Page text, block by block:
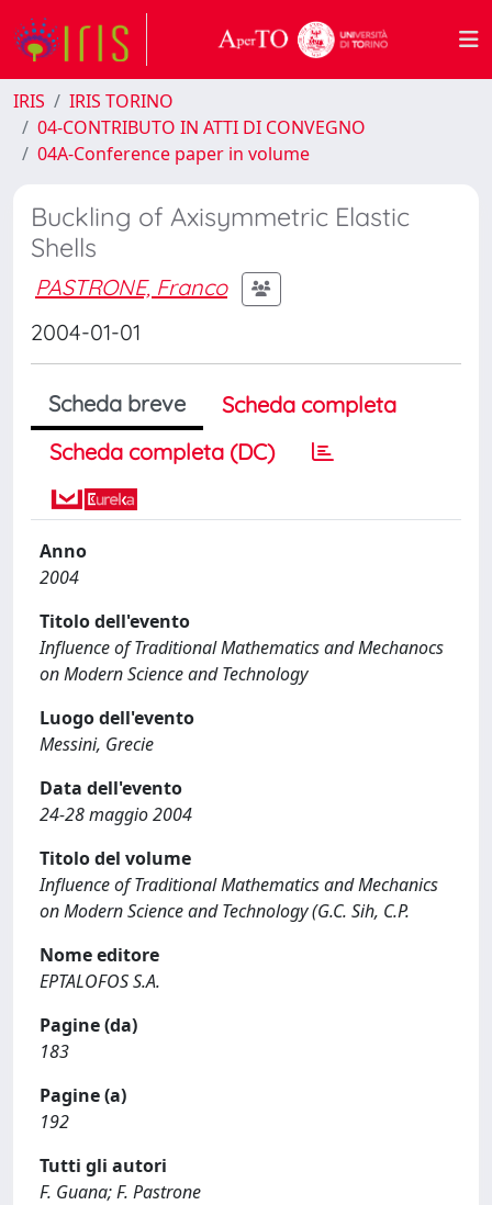
IRIS
IRIS TORINO
04-CONTRIBUTO IN ATTI DI CONVEGNO
04A-Conference paper in volume
Buckling of Axisymmetric Elastic
Shells
PASTRONE, Franco
2004-01-01
Scheda breve
Scheda completa
Scheda completa (DC)
Anno
2004
Titolo dell'evento
Influence of Traditional Mathematics and Mechanocs
on Modern Science and Technology
Luogo dell'evento
Messini, Grecie
Data dell'evento
24-28 maggio 2004
Titolo del volume
Influence of Traditional Mathematics and Mechanics
on Modern Science and Technology (G.C. Sih, C.P.
Nome editore
EPTALOFOS S.A.
Pagine (da)
183
Pagine (a)
192
Tutti gli autori
F. Guana; F. Pastrone